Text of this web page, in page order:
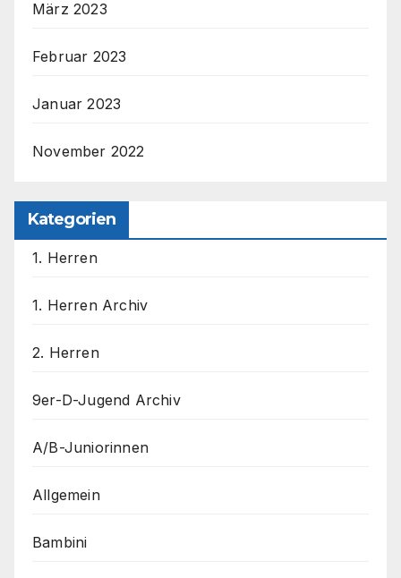
März 2023
Februar 2023
Januar 2023
November 2022
Kategorien
1. Herren
1. Herren Archiv
2. Herren
9er-D-Jugend Archiv
A/B-Juniorinnen
Allgemein
Bambini